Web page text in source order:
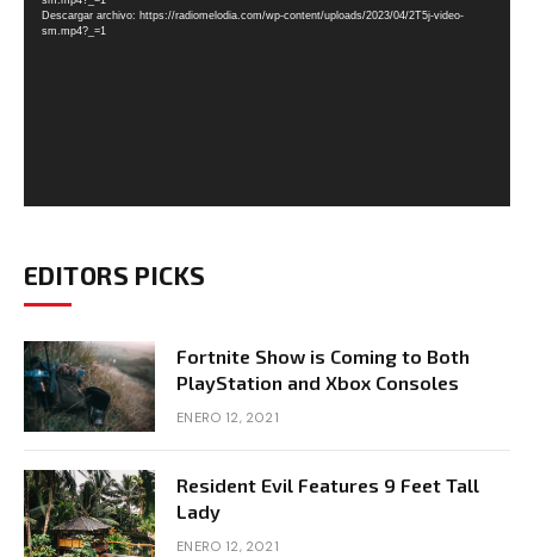
Descargar archivo: https://radiomelodia.com/wp-content/uploads/2023/04/2T5j-video-
sm.mp4?_=1
EDITORS PICKS
Fortnite Show is Coming to Both
PlayStation and Xbox Consoles
ENERO 12, 2021
Resident Evil Features 9 Feet Tall
Lady
ENERO 12, 2021